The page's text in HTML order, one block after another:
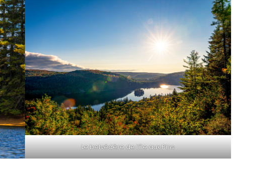
Le belvédère de l’île aux Pins